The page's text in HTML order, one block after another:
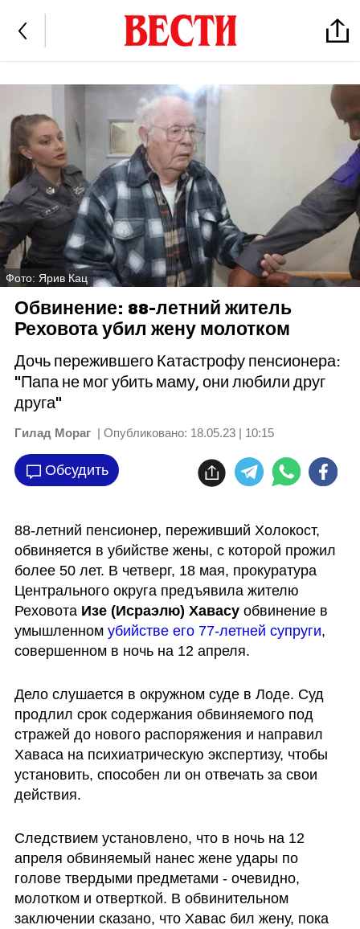
Фото: Ярив Кац
Обвинение: 88-летний житель
Реховота убил жену молотком
Дочь пережившего Катастрофу пенсионера:
"Папа не мог убить маму, они любили друг
друга"
Гилад Мораг | Опубликовано: 18.05.23 | 10:15
Обсудить
88-летний пенсионер, переживший Холокост,
обвиняется в убийстве жены, с которой прожил
более 50 лет. В четверг, 18 мая, прокуратура
Центрального округа предъявила жителю
Реховота Изе (Исраэлю) Хавасу обвинение в
умышленном убийстве его 77-летней супруги,
совершенном в ночь на 12 апреля.
Дело слушается в окружном суде в Лоде. Суд
продлил срок содержания обвиняемого под
стражей до нового распоряжения и направил
Хаваса на психиатрическую экспертизу, чтобы
установить, способен ли он отвечать за свои
действия.
Следствием установлено, что в ночь на 12
апреля обвиняемый нанес жене удары по
голове твердыми предметами - очевидно,
молотком и отверткой. В обвинительном
заключении сказано, что Хавас бил жену, пока